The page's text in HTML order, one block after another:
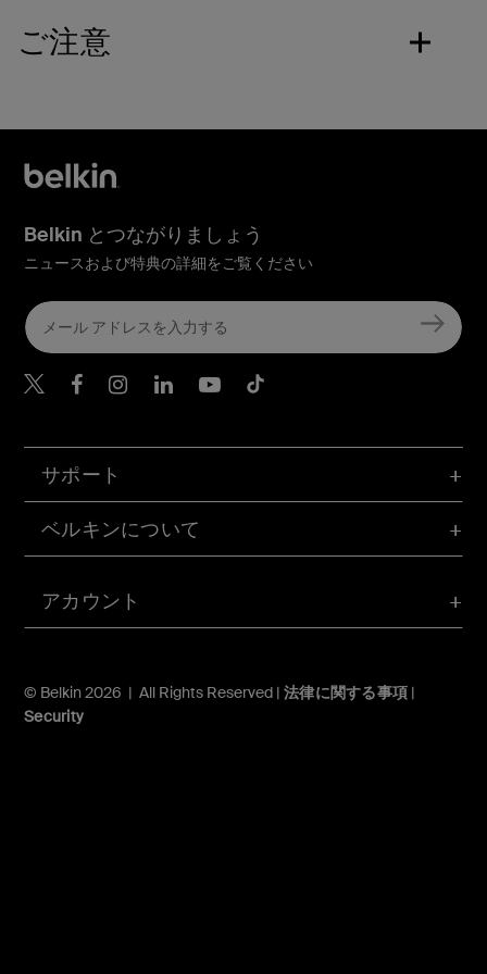
ご注意
アカウント
サポート
ベルキンについて
© Belkin 2026 | All Rights Reserved | 法律に関する事項 |
Security
Belkin とつながりましょう
ニュースおよび特典の詳細をご覧ください
Belkin Twitter
Belkin Facebook
Belkin Instagram
Belkin LinkedIn
Belkin Youtube
Belkin TikTok